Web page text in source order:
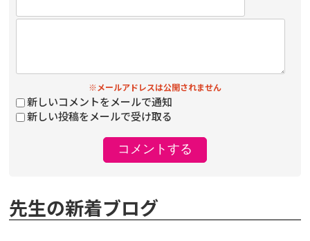
※メールアドレスは公開されません
新しいコメントをメールで通知
新しい投稿をメールで受け取る
先生の新着ブログ